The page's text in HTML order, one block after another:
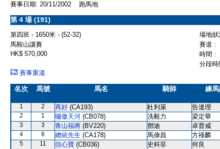
賽事日期: 20/11/2002 跑馬地
第 4 場 (191)
第四班 - 1650米 - (52-32)
場地
馬鞍山讓賽
賽道 :
HK$ 570,000
時間 :
分段
賽事重溫
名次 馬號 馬名 騎師 練
1 2 再好 (CA193) 杜利萊 告達理
2 1 嘯傲天河 (CB078) 冼毅力 梁定華
3 3 青山福將 (BV220) 鄧迪 卓普咸
4 6 總統先生 (CA178) 馬偉昌 方祿麟
5 11 信心寶 (CB036) 史科菲 何良